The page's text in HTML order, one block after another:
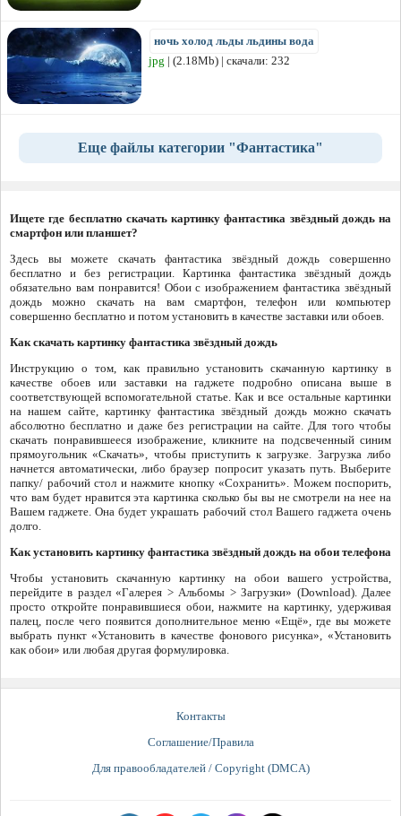
ночь холод льды льдины вода
jpg | (2.18Mb) | скачали: 232
Еще файлы категории "Фантастика"
Ищете где бесплатно скачать картинку фантастика звёздный дождь на
смартфон или планшет?
Здесь вы можете скачать фантастика звёздный дождь совершенно
бесплатно и без регистрации. Картинка фантастика звёздный дождь
обязательно вам понравится! Обои с изображением фантастика звёздный
дождь можно скачать на вам смартфон, телефон или компьютер
совершенно бесплатно и потом установить в качестве заставки или обоев.
Как скачать картинку фантастика звёздный дождь
Инструкцию о том, как правильно установить скачанную картинку в
качестве обоев или заставки на гаджете подробно описана выше в
соответствующей вспомогательной статье. Как и все остальные картинки
на нашем сайте, картинку фантастика звёздный дождь можно скачать
абсолютно бесплатно и даже без регистрации на сайте. Для того чтобы
скачать понравившееся изображение, кликните на подсвеченный синим
прямоугольник «Скачать», чтобы приступить к загрузке. Загрузка либо
начнется автоматически, либо браузер попросит указать путь. Выберите
папку/ рабочий стол и нажмите кнопку «Сохранить». Можем поспорить,
что вам будет нравится эта картинка сколько бы вы не смотрели на нее на
Вашем гаджете. Она будет украшать рабочий стол Вашего гаджета очень
долго.
Как установить картинку фантастика звёздный дождь на обои телефона
Чтобы установить скачанную картинку на обои вашего устройства,
перейдите в раздел «Галерея > Альбомы > Загрузки» (Download). Далее
просто откройте понравившиеся обои, нажмите на картинку, удерживая
палец, после чего появится дополнительное меню «Ещё», где вы можете
выбрать пункт «Установить в качестве фонового рисунка», «Установить
как обои» или любая другая формулировка.
Контакты
Соглашение/Правила
Для правообладателей / Copyright (DMCA)